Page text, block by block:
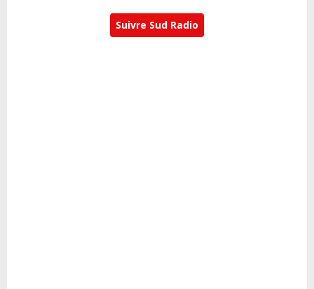
Suivre Sud Radio